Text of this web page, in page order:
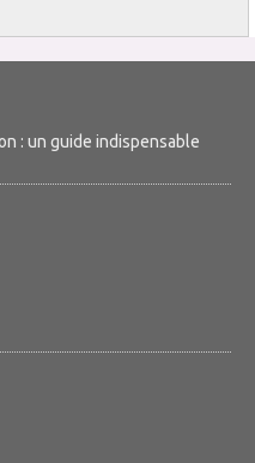
: un guide indispensable